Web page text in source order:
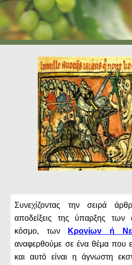
Συνεχίζοντας την σειρά
αποδείξεις της ύπαρξης
κόσμο, των
Κρονίων ή
αναφερθούμε σε ένα θέμα που
και αυτό είναι η άγνωστη